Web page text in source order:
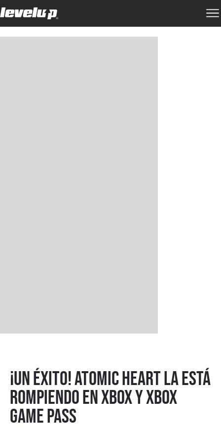
¡Un éxito! Atomic Heart la está
rompiendo en Xbox y Xbox
Game Pass